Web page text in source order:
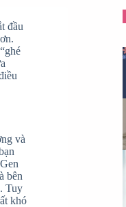
đầu
và
bên
Tuy
khó